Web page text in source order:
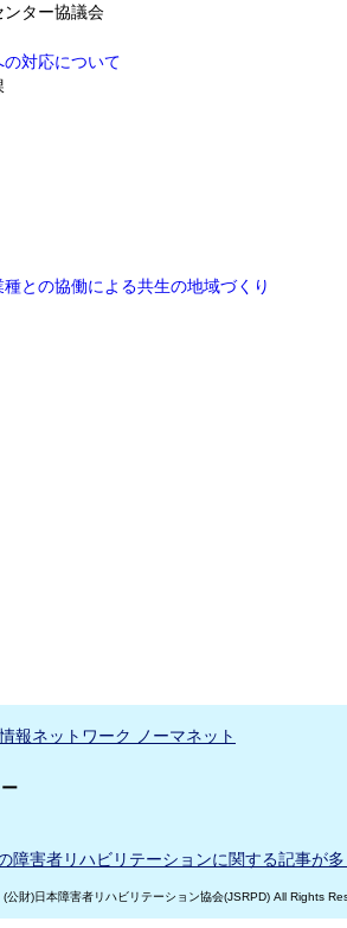
ター協議会
対応について
との協働による共生の地域づくり
報ネットワーク ノーマネット
害者リハビリテーションに関する記事が多
財)日本障害者リハビリテーション協会(JSRPD) All Rights